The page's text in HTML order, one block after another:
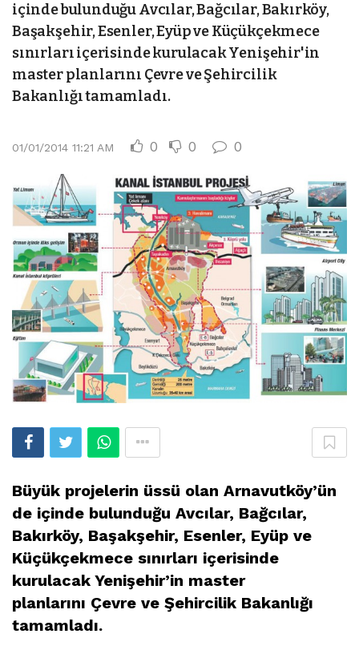
içinde bulunduğu Avcılar, Bağcılar, Bakırköy,
Başakşehir, Esenler, Eyüp ve Küçükçekmece
sınırları içerisinde kurulacak Yenişehir'in
master planlarını Çevre ve Şehircilik
Bakanlığı tamamladı.
01/01/2014 11:21 AM 0 0 0
Büyük projelerin üssü olan Arnavutköy’ün
de içinde bulunduğu Avcılar, Bağcılar,
Bakırköy, Başakşehir, Esenler, Eyüp ve
Küçükçekmece sınırları içerisinde
kurulacak Yenişehir’in master
planlarını Çevre ve Şehircilik Bakanlığı
tamamladı.